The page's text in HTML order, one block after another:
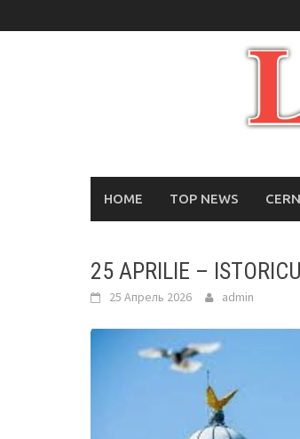
to
HOME TOP NEWS
25 APRILIE –
25 Апрель 2026 admin